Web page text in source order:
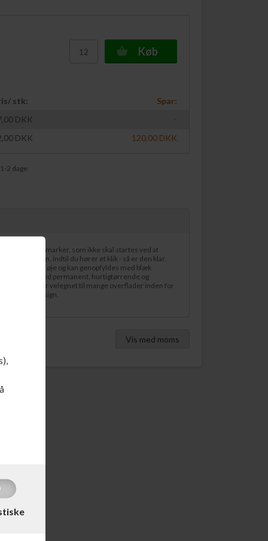
Køb
stk:
Spar:
DKK
-
DKK 120,00DKK
2 dage
permanent marker, som ikke skal startes ved at
markeren, indtil du hører et klik - så er den klar.
for øje og kan genopfyldes med blæk
437A er med permanent, hurtigtørrende og
Xylen), som er velegnet til mange overflader inden for
og grafisk design.
Vis med moms